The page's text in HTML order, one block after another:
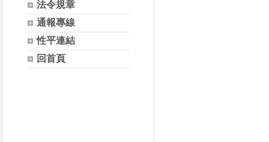
法令規章
通報專線
性平連結
回首頁